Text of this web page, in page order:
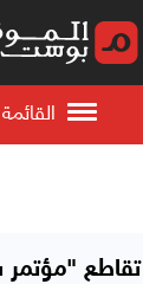
القائمة
"مؤتمر